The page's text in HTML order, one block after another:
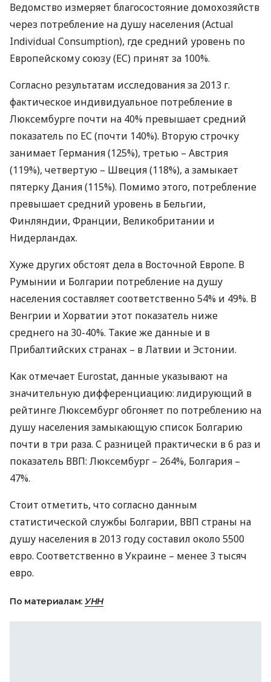
Ведомство измеряет благосостояние домохозяйств
через потребление на душу населения (Actual
Individual Consumption), где средний уровень по
Европейскому союзу (ЕС) принят за 100%.
Согласно результатам исследования за 2013 г.
фактическое индивидуальное потребление в
Люксембурге почти на 40% превышает средний
показатель по ЕС (почти 140%). Вторую строчку
занимает Германия (125%), третью – Австрия
(119%), четвертую – Швеция (118%), а замыкает
пятерку Дания (115%). Помимо этого, потребление
превышает средний уровень в Бельгии,
Финляндии, Франции, Великобритании и
Нидерландах.
Хуже других обстоят дела в Восточной Европе. В
Румынии и Болгарии потребление на душу
населения составляет соответственно 54% и 49%. В
Венгрии и Хорватии этот показатель ниже
среднего на 30-40%. Такие же данные и в
Прибалтийских странах – в Латвии и Эстонии.
Как отмечает Eurostat, данные указывают на
значительную дифференциацию: лидирующий в
рейтинге Люксембург обгоняет по потреблению на
душу населения замыкающую список Болгарию
почти в три раза. С разницей практически в 6 раз и
показатель ВВП: Люксембург – 264%, Болгария –
47%.
Стоит отметить, что согласно данным
статистической службы Болгарии, ВВП страны на
душу населения в 2013 году составил около 5500
евро. Соответственно в Украине – менее 3 тысяч
евро.
По материалам: УНН